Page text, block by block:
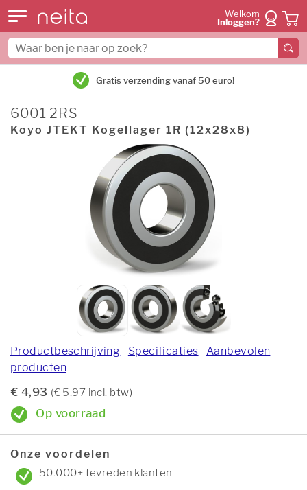
Welkom
Inloggen?
Gratis verzending vanaf 50 euro!
6001 2RS
Koyo JTEKT Kogellager 1R (12x28x8)
Productbeschrijving Specificaties
Aanbevolen
producten
€ 4,93 (€ 5,97 incl. btw)
Op voorraad
Onze voordelen
50.000+ tevreden klanten